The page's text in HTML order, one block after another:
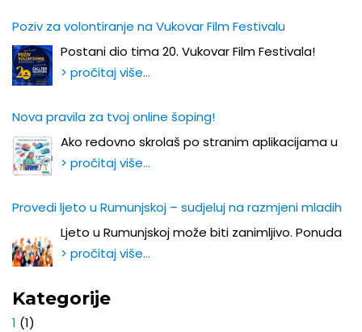
Poziv za volontiranje na Vukovar Film Festivalu
Postani dio tima 20. Vukovar Film Festivala!
> pročitaj više…
Nova pravila za tvoj online šoping!
Ako redovno skrolaš po stranim aplikacijama u
> pročitaj više…
Provedi ljeto u Rumunjskoj – sudjeluj na razmjeni mladih
Ljeto u Rumunjskoj može biti zanimljivo. Ponuda
> pročitaj više…
Kategorije
1 (1)